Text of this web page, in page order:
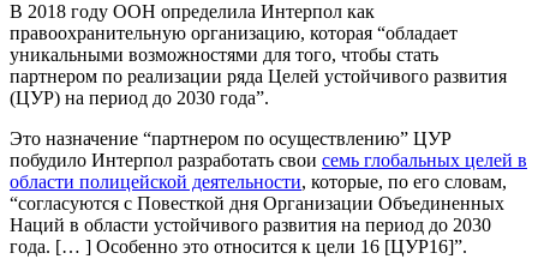
В 2018 году ООН определила Интерпол как
правоохранительную организацию, которая “обладает
уникальными возможностями для того, чтобы стать
партнером по реализации ряда Целей устойчивого развития
(ЦУР) на период до 2030 года”.
Это назначение “партнером по осуществлению” ЦУР
побудило Интерпол разработать свои семь глобальных целей в
области полицейской деятельности, которые, по его словам,
“согласуются с Повесткой дня Организации Объединенных
Наций в области устойчивого развития на период до 2030
года. [… ] Особенно это относится к цели 16 [ЦУР16]”.